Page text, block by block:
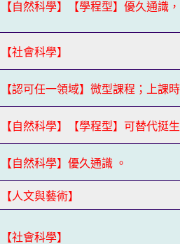
【自然科學】【學程型】優久通識
【社會科學】
【認可任一領域】微型課程；上課
【自然科學】【學程型】可替代挺
【自然科學】優久通識 。
【人文與藝術】
【社會科學】